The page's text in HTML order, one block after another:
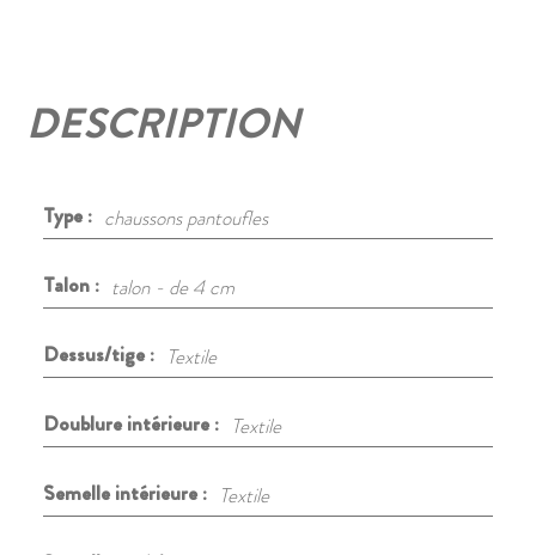
DESCRIPTION
Type : chaussons pantoufles
Talon : talon - de 4 cm
Dessus/tige : Textile
Doublure intérieure : Textile
Semelle intérieure : Textile